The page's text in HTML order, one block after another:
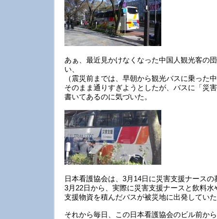
あぁ、最近見かけなくなった中国人観光客の
い、
（震災前までは、早朝から観光バスに乗った
そのまま通りすぎようとしたが、バスに「災
書いてあるのに気づいた。
日本看護協会は、3月14日に災害支援ナース
3月22日から、実際に災害支援ナースと飲料
支援物資を積んだバスが被災地に出発してい
それから毎日、この日本看護協会のビル前か